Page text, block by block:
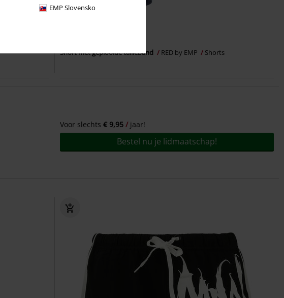
EMP Slovensko
Short met geplooide tailleband RED by EMP Shorts
Voor slechts € 9,95 jaar!
Bestel nu je lidmaatschap!